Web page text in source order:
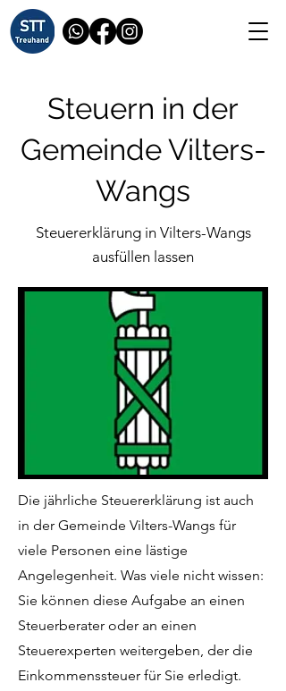
Steuern in der
Gemeinde Vilters-
Wangs
Steuererklärung in Vilters-Wangs
ausfüllen lassen
Die jährliche Steuererklärung ist auch
in der Gemeinde Vilters-Wangs für
viele Personen eine lästige
Angelegenheit. Was viele nicht wissen:
Sie können diese Aufgabe an einen
Steuerberater oder an einen
Steuerexperten weitergeben, der die
Einkommenssteuer für Sie erledigt.